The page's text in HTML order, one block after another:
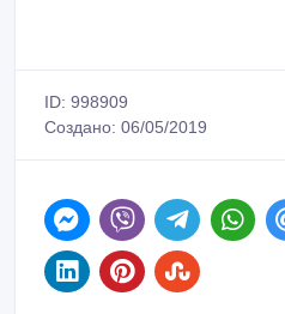
ID: 998909
Создано: 06/05/2019